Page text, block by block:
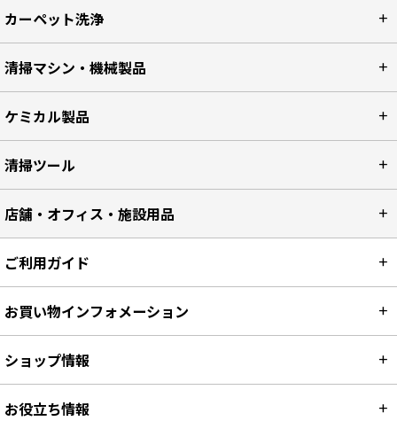
カーペット洗浄
清掃マシン・機械製品
ケミカル製品
清掃ツール
店舗・オフィス・施設用品
ご利用ガイド
お買い物インフォメーション
ショップ情報
お役立ち情報